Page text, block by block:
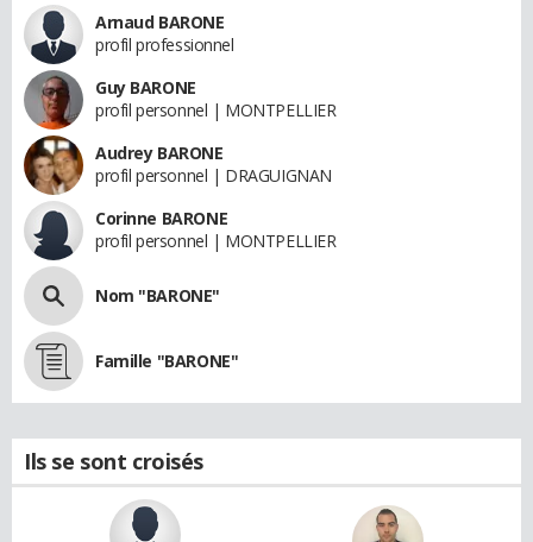
Arnaud BARONE
profil professionnel
Guy BARONE
profil personnel | MONTPELLIER
Audrey BARONE
profil personnel | DRAGUIGNAN
Corinne BARONE
profil personnel | MONTPELLIER
Nom "BARONE"
Famille "BARONE"
Ils se sont croisés